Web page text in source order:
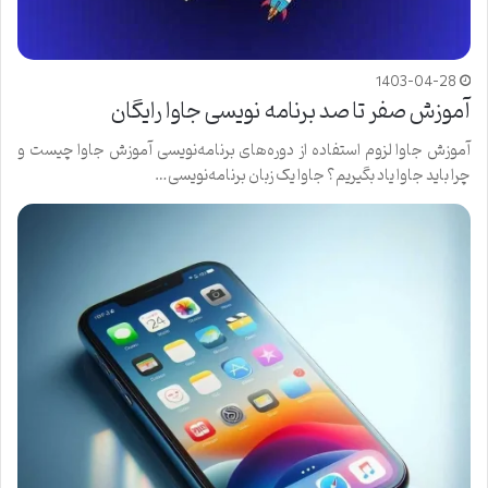
1403-04-28
آموزش صفر تا صد برنامه نویسی جاوا رایگان
آموزش جاوا لزوم استفاده از دوره‌های برنامه‌نویسی آموزش جاوا چیست و
چرا باید جاوا یاد بگیریم؟ جاوا یک زبان برنامه‌نویسی…